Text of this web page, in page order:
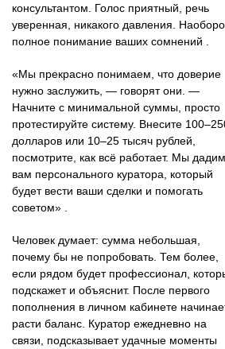
консультантом. Голос приятный, речь
уверенная, никакого давления.
полное понимание ваших сомнений .
«Мы прекрасно понимаем, что доверие
нужно заслужить, — говорят они. —
Начните с минимальной суммы, просто
протестируйте систему. Внесите
долларов или 10–25 тысяч рублей,
посмотрите, как всё работает. Мы дадим
вам персонального куратора, который
будет вести ваши сделки и помогать
советом» .
Человек думает: сумма небольшая,
почему бы не попробовать. Тем более,
если рядом будет профессионал,
подскажет и объяснит. После первого
пополнения в личном кабинете
расти баланс. Куратор ежедневно на
связи, подсказывает удачные моменты